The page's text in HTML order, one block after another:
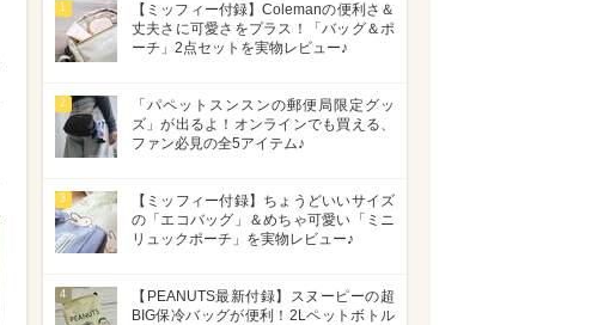
1
【ミッフィー付録】Colemanの便利さ＆
丈夫さに可愛さをプラス！「バッグ＆ポ
ーチ」2点セットを実物レビュー♪
2
「パペットスンスンの郵便局限定グッ
ズ」が出るよ！オンラインでも買える、
ファン必見の全5アイテム♪
3
【ミッフィー付録】ちょうどいいサイズ
の「エコバッグ」＆めちゃ可愛い「ミニ
リュックポーチ」を実物レビュー♪
4
【PEANUTS最新付録】スヌーピーの超
BIG保冷バッグが便利！2Lペットボトル